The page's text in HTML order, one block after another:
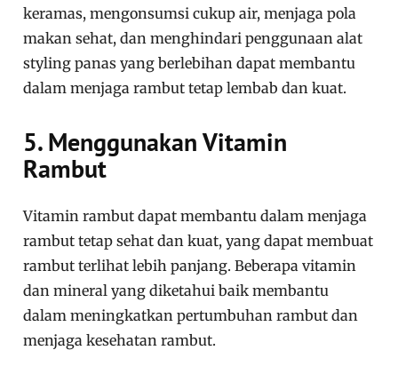
keramas, mengonsumsi cukup air, menjaga pola
makan sehat, dan menghindari penggunaan alat
styling panas yang berlebihan dapat membantu
dalam menjaga rambut tetap lembab dan kuat.
5. Menggunakan Vitamin
Rambut
Vitamin rambut dapat membantu dalam menjaga
rambut tetap sehat dan kuat, yang dapat membuat
rambut terlihat lebih panjang. Beberapa vitamin
dan mineral yang diketahui baik membantu
dalam meningkatkan pertumbuhan rambut dan
menjaga kesehatan rambut.